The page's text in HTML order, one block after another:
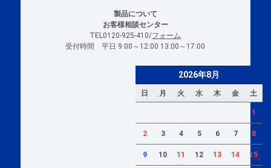
製品について
お客様相談センター
TEL0120-925-410/フォーム
受付時間 平日 9:00～12:00 13:00～17:00
2026年8月
日 月 火 水 木 金 土
1
2 3 4 5 6 7 8
9 10 11 12 13 14 15